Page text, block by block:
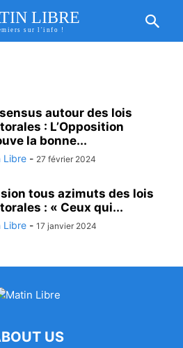
LIBRE
sur l'info !
autour des lois
: L’Opposition
la bonne...
Libre - 27 février 2024
tous azimuts des lois
: « Ceux qui...
Libre - 17 janvier 2024
US